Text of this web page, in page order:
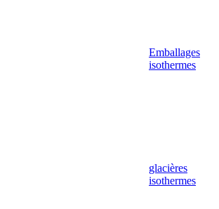
Emballages
isothermes
glacières
isothermes